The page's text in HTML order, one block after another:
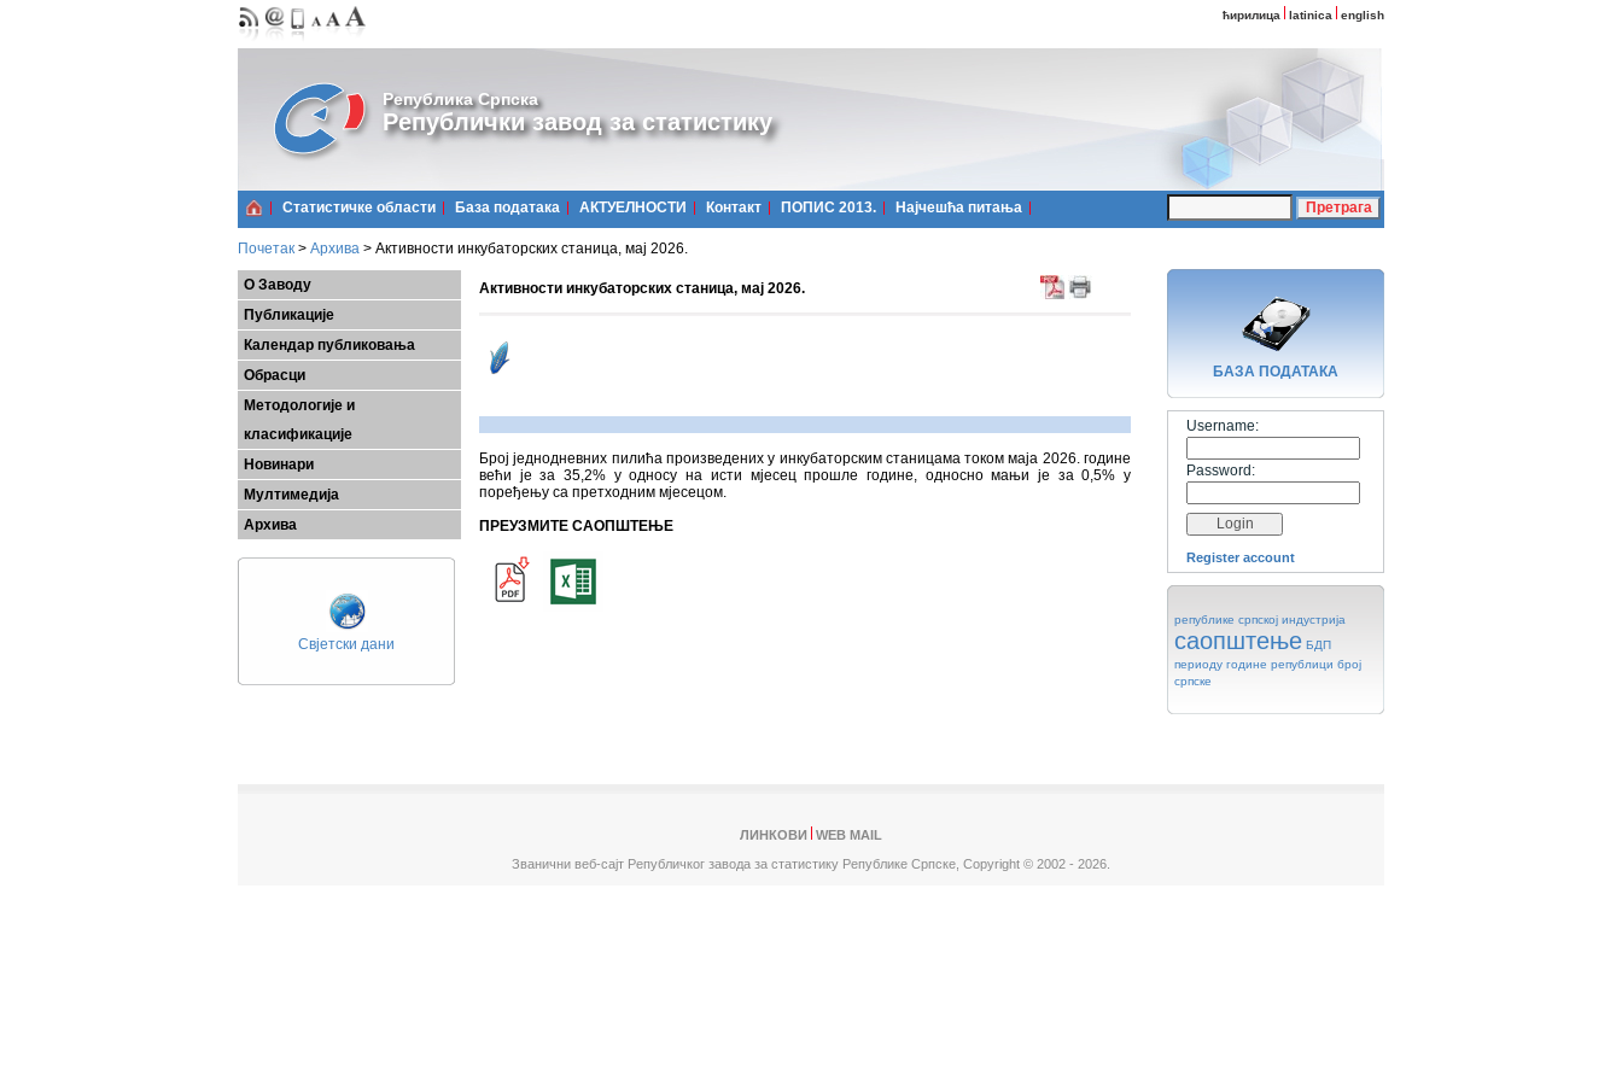
ћирилица latinica english
Република Српска
Републички завод за статистику
Статистичке области Базa података АКТУЕЛНОСТИ Контакт ПОПИС 2013. Најчешћa питања
Почетак > Архива > Активности инкубаторских станица, мај 2026.
О Заводу
Публикације
Календар публиковања
Обрасци
Методологије и
класификације
Новинари
Мултимедија
Архива
Свјетски дани
Активности инкубаторских станица, мај 2026.
Број једнодневних пилића произведених у инкубаторским станицама током маја 2026. године
већи је за 35,2% у односу на исти мјесец прошле године, односно мањи је за 0,5% у
поређењу са претходним мјесецом.
ПРЕУЗМИТЕ САОПШТЕЊЕ
БАЗA ПОДАТАКА
Username:
Password:
Register account
републике српској индустрија
саопштење БДП
периоду године републици број
српске
ЛИНКОВИ
WEB MAIL
Званични веб-сајт Републичког завода за статистику Републике Српске, Copyright © 2002 - 2026.